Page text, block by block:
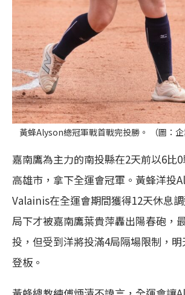
黃蜂Alyson總冠軍戰首戰完投勝。 （圖：企
嘉南鷹為主力的南投縣在2天前以6比
高雄市，拿下全運會冠軍。黃蜂洋投
Valainis在全運會期間獲得12天休息
局下才被嘉南鷹葉貴萍轟出陽春砲，
投，但受到洋將投滿4局隔場限制，
登板。